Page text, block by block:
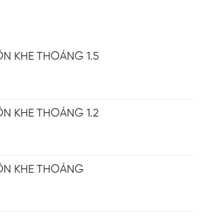
KHE THOÁNG 1.5
KHE THOÁNG 1.2
KHE THOÁNG